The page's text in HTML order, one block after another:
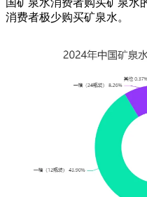
次，9.19%中国矿泉水消费
国矿泉水消费者购买矿泉水